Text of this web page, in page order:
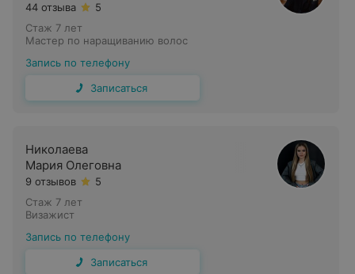
44 отзыва
5
Стаж 7 лет
Мастер по наращиванию волос
Запись по телефону
Записаться
Николаева
Мария Олеговна
9 отзывов
5
Стаж 7 лет
Визажист
Запись по телефону
Записаться